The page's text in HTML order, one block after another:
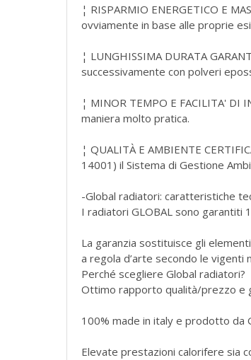
¦ RISPARMIO ENERGETICO E
ovviamente in base alle proprie
¦ LUNGHISSIMA DURATA
successivamente con polveri
¦ MINOR TEMPO E FACILITA' DI
maniera molto pratica.
¦ QUALITÀ E AMBIENTE
14001) il Sistema di Gestione
-Global radiatori: caratteristiche
I radiatori GLOBAL sono garantiti
La garanzia sostituisce gli
a regola d’arte secondo le vigenti
Perché scegliere Global radiatori?
Ottimo rapporto qualità/prezzo e
100% made in italy e prodotto da
Elevate prestazioni calorifere sia